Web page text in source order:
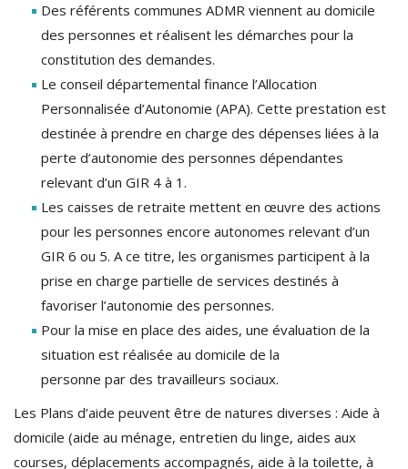
Des référents communes ADMR viennent au domicile
des personnes et réalisent les démarches pour la
constitution des demandes.
Le conseil départemental finance l’Allocation
Personnalisée d’Autonomie (APA). Cette prestation est
destinée à prendre en charge des dépenses liées à la
perte d’autonomie des personnes dépendantes
relevant d’un GIR 4 à 1.
Les caisses de retraite mettent en œuvre des actions
pour les personnes encore autonomes relevant d’un
GIR 6 ou 5. A ce titre, les organismes participent à la
prise en charge partielle de services destinés à
favoriser l’autonomie des personnes.
Pour la mise en place des aides, une évaluation de la
situation est réalisée au domicile de la
personne par des travailleurs sociaux.
Les Plans d’aide peuvent être de natures diverses : Aide à
domicile (aide au ménage, entretien du linge, aides aux
courses, déplacements accompagnés, aide à la toilette, à